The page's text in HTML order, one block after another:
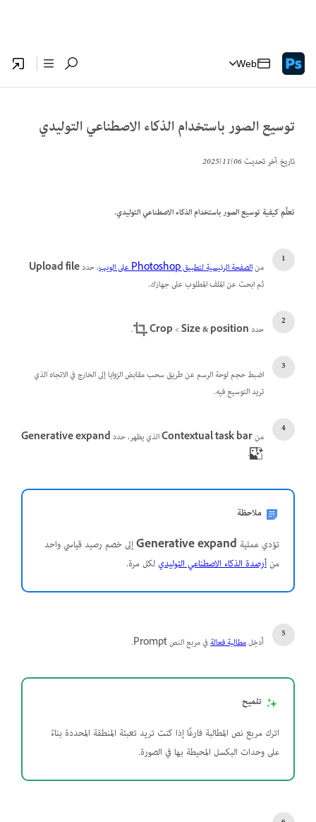
Web
توسيع الصور باستخدام الذكاء الاصطناعي التوليدي
تاريخ آخر تحديث06‏/11‏/2025
تعلَّم كيفية توسيع الصور باستخدام الذكاء الاصطناعي التوليدي.
منالصفحة الرئيسية لتطبيق Photoshop على الويب ، حددUpload file
ثم ابحث عن الملف المطلوب على جهازك.
حددSize & position
‏ >
Crop
.
اضبط حجم لوحة الرسم عن طريق سحب مقابض الزوايا إلى الخارج في الاتجاه الذي
تريد التوسيع فيه.
منContextual task barالذي يظهر، حددGenerative expand
.
ملاحظة
تؤدي عملية Generative expandإلى خصم رصيد قياسي واحد
منأرصدة الذكاء الاصطناعي التوليديلكل مرة.
أَدخِلمطالبة فعالةفي مربع النص Prompt.
تلميح
اترك مربع نص المطالبة فارغًا إذا كنت تريد تعبئة المنطقة المحددة بناءً
على وحدات البكسل المحيطة بها في الصورة.